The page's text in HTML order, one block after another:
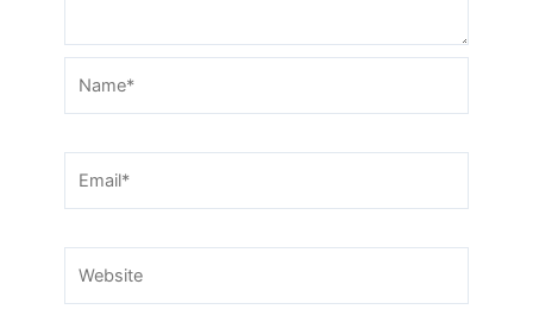
Name*
Email*
Website